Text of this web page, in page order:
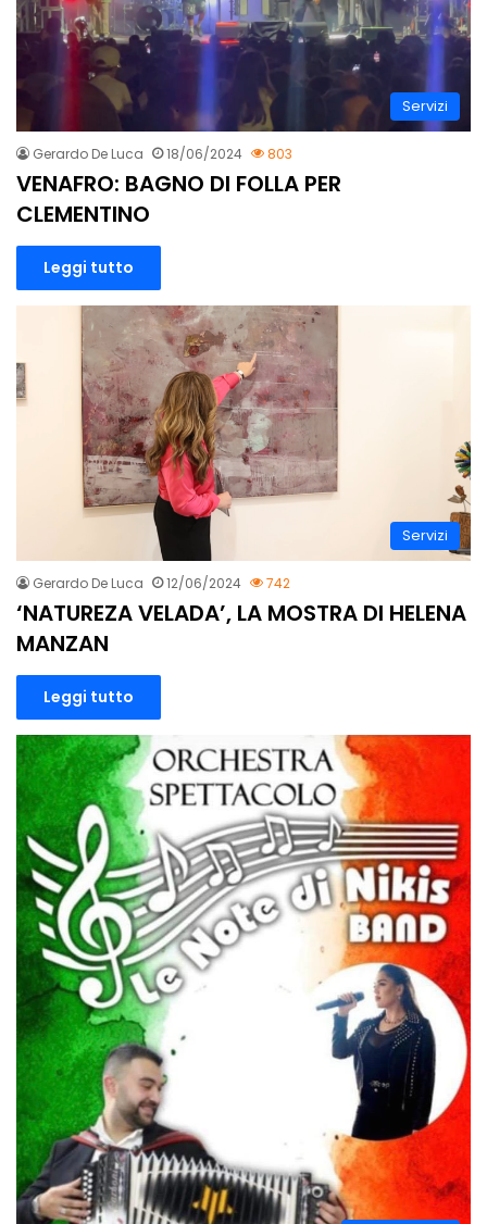
Servizi
Gerardo De Luca 18/06/2024 803
VENAFRO: BAGNO DI FOLLA PER
CLEMENTINO
Leggi tutto
Servizi
Gerardo De Luca 12/06/2024 742
‘NATUREZA VELADA’, LA MOSTRA DI HELENA
MANZAN
Leggi tutto